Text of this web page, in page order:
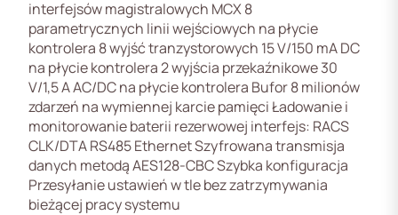
interfejsów magistralowych MCX 8
parametrycznych linii wejściowych na płycie
kontrolera 8 wyjść tranzystorowych 15 V/150 mA DC
na płycie kontrolera 2 wyjścia przekaźnikowe 30
V/1,5 A AC/DC na płycie kontrolera Bufor 8 milionów
zdarzeń na wymiennej karcie pamięci Ładowanie i
monitorowanie baterii rezerwowej interfejs: RACS
CLK/DTA RS485 Ethernet Szyfrowana transmisja
danych metodą AES128-CBC Szybka konfiguracja
Przesyłanie ustawień w tle bez zatrzymywania
bieżącej pracy systemu